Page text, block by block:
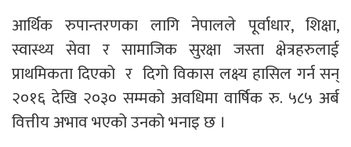
आर्थिक रुपान्तरणका लागि नेपालले पूर्वाधार, शिक्षा,
स्वास्थ्य सेवा र सामाजिक सुरक्षा जस्ता क्षेत्रहरुलाई
प्राथमिकता दिएको र दिगो विकास लक्ष्य हासिल गर्न सन्
२०१६ देखि २०३० सम्मको अवधिमा वार्षिक रु. ५८५ अर्ब
वित्तीय अभाव भएको उनको भनाइ छ ।